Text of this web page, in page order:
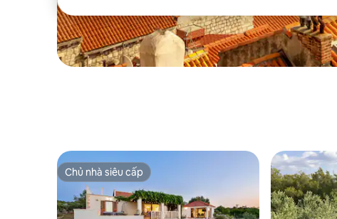
Chủ nhà siêu cấp
Chủ nhà siêu cấp